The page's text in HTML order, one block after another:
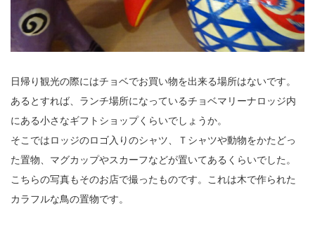
日帰り観光の際にはチョベでお買い物を出来る場所はないです。
あるとすれば、ランチ場所になっているチョベマリーナロッジ内
にある小さなギフトショップくらいでしょうか。
そこではロッジのロゴ入りのシャツ、Ｔシャツや動物をかたどっ
た置物、マグカップやスカーフなどが置いてあるくらいでした。
こちらの写真もそのお店で撮ったものです。これは木で作られた
カラフルな鳥の置物です。